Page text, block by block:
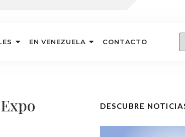
EN VENEZUELA CONTACTO
DESCUBRE